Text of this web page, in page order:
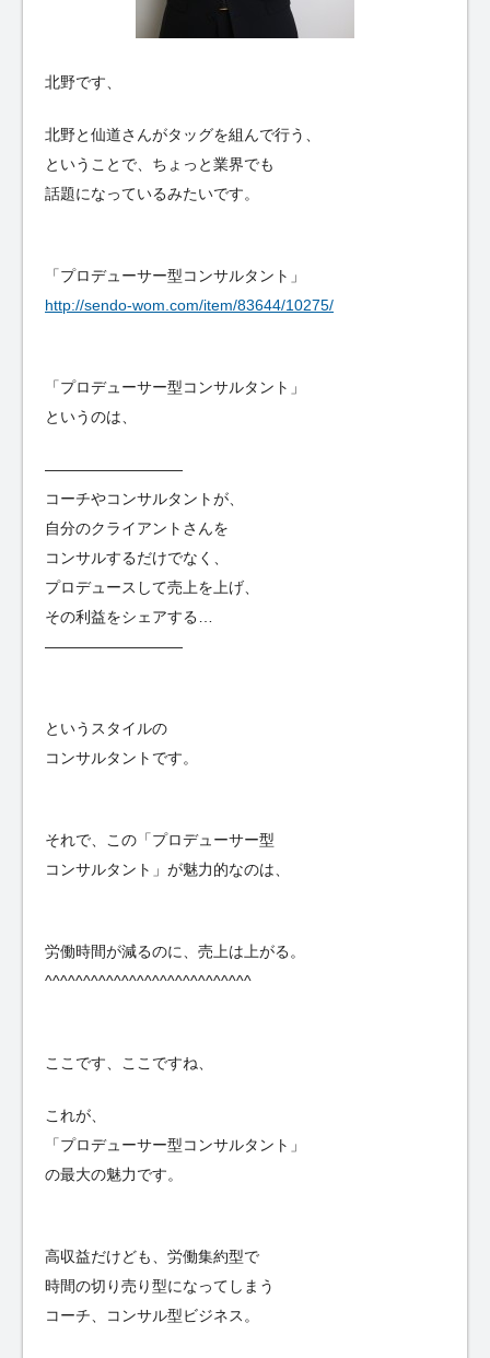
北野です、
北野と仙道さんがタッグを組んで行う、
ということで、ちょっと業界でも
話題になっているみたいです。
「プロデューサー型コンサルタント」
http://sendo-wom.com/item/83644/10275/
「プロデューサー型コンサルタント」
というのは、
—————————
コーチやコンサルタントが、
自分のクライアントさんを
コンサルするだけでなく、
プロデュースして売上を上げ、
その利益をシェアする…
—————————
というスタイルの
コンサルタントです。
それで、この「プロデューサー型
コンサルタント」が魅力的なのは、
労働時間が減るのに、売上は上がる。
^^^^^^^^^^^^^^^^^^^^^^^^^^^
ここです、ここですね、
これが、
「プロデューサー型コンサルタント」
の最大の魅力です。
高収益だけども、労働集約型で
時間の切り売り型になってしまう
コーチ、コンサル型ビジネス。